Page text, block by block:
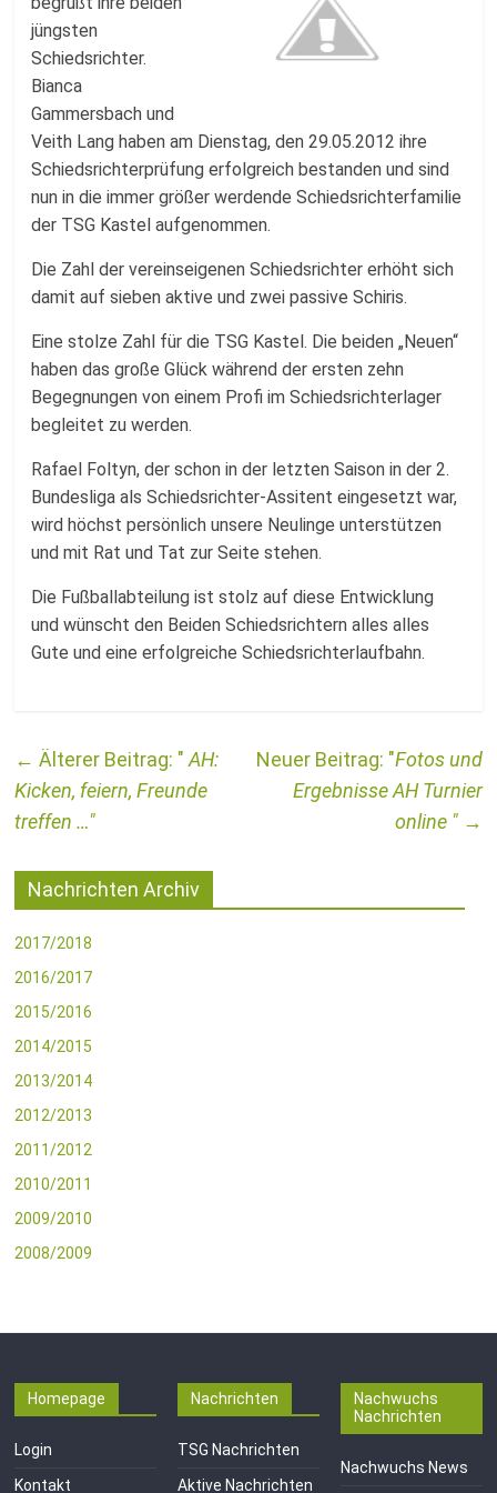
jüngsten
Schiedsrichter.
Bianca
Gammersbach und
Veith Lang haben am Dienstag, den 29.05.2012 ihre
Schiedsrichterprüfung erfolgreich bestanden und sind
nun in die immer größer werdende Schiedsrichterfamilie
der TSG Kastel aufgenommen.
Die Zahl der vereinseigenen Schiedsrichter erhöht sich
damit auf sieben aktive und zwei passive Schiris.
Eine stolze Zahl für die TSG Kastel. Die beiden „Neuen“
haben das große Glück während der ersten zehn
Begegnungen von einem Profi im Schiedsrichterlager
begleitet zu werden.
Rafael Foltyn, der schon in der letzten Saison in der 2.
Bundesliga als Schiedsrichter-Assitent eingesetzt war,
wird höchst persönlich unsere Neulinge unterstützen
und mit Rat und Tat zur Seite stehen.
Die Fußballabteilung ist stolz auf diese Entwicklung
und wünscht den Beiden Schiedsrichtern alles alles
Gute und eine erfolgreiche Schiedsrichterlaufbahn.
←
AH:
Kicken, feiern, Freunde
treffen …
Fotos und
Ergebnisse AH Turnier
online
→
Nachrichten Archiv
2017/2018
2016/2017
2015/2016
2014/2015
2013/2014
2012/2013
2011/2012
2010/2011
2009/2010
2008/2009
Homepage
Login
Kontakt
Nachrichten
TSG Nachrichten
Aktive Nachrichten
Nachwuchs
Nachrichten
Nachwuchs News